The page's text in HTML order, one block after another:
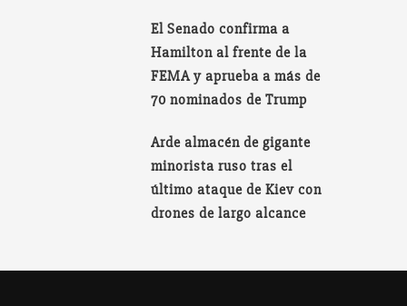
El Senado confirma a
Hamilton al frente de la
FEMA y aprueba a más de
70 nominados de Trump
Arde almacén de gigante
minorista ruso tras el
último ataque de Kiev con
drones de largo alcance